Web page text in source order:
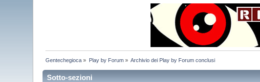
Gentechegioca » Play by Forum» Archivio dei Play by Forum conclusi
Sotto-sezioni